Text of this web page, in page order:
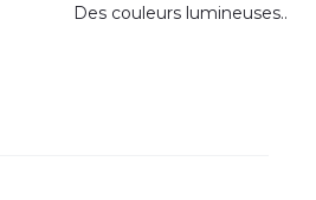
Des couleurs lumineuses..